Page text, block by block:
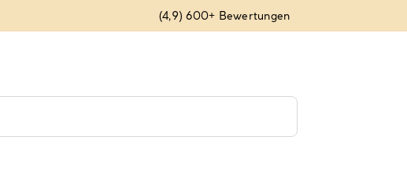
(4,9) 600+ Bewertungen